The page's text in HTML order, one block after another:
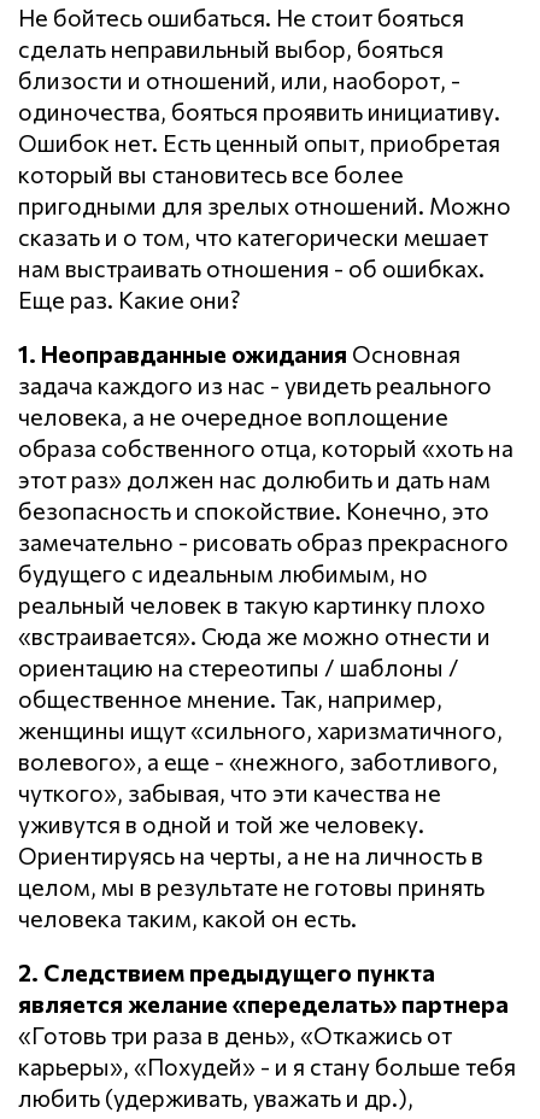
Не бойтесь ошибаться. Не стоит бояться
сделать неправильный выбор, бояться
близости и отношений, или, наоборот, -
одиночества, бояться проявить инициативу.
Ошибок нет. Есть ценный опыт, приобретая
который вы становитесь все более
пригодными для зрелых отношений. Можно
сказать и о том, что категорически мешает
нам выстраивать отношения - об ошибках.
Еще раз. Какие они?
1. Неоправданные ожидания Основная
задача каждого из нас - увидеть реального
человека, а не очередное воплощение
образа собственного отца, который «хоть на
этот раз» должен нас долюбить и дать нам
безопасность и спокойствие. Конечно, это
замечательно - рисовать образ прекрасного
будущего с идеальным любимым, но
реальный человек в такую картинку плохо
«встраивается». Сюда же можно отнести и
ориентацию на стереотипы / шаблоны /
общественное мнение. Так, например,
женщины ищут «сильного, харизматичного,
волевого», а еще - «нежного, заботливого,
чуткого», забывая, что эти качества не
уживутся в одной и той же человеку.
Ориентируясь на черты, а не на личность в
целом, мы в результате не готовы принять
человека таким, какой он есть.
2. Следствием предыдущего пункта
является желание «переделать» партнера
«Готовь три раза в день», «Откажись от
карьеры», «Похудей» - и я стану больше тебя
любить (удерживать, уважать и др.),